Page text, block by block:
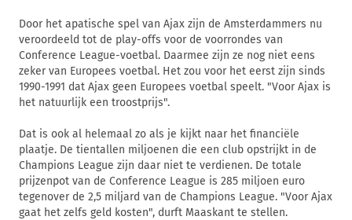
Door het apatische spel van Ajax zijn de Amsterdammers nu
veroordeeld tot de play-offs voor de voorrondes van
Conference League-voetbal. Daarmee zijn ze nog niet eens
zeker van Europees voetbal. Het zou voor het eerst zijn sinds
1990-1991 dat Ajax geen Europees voetbal speelt. "Voor Ajax is
het natuurlijk een troostprijs".
Dat is ook al helemaal zo als je kijkt naar het financiële
plaatje. De tientallen miljoenen die een club opstrijkt in de
Champions League zijn daar niet te verdienen. De totale
prijzenpot van de Conference League is 285 miljoen euro
tegenover de 2,5 miljard van de Champions League. "Voor Ajax
gaat het zelfs geld kosten", durft Maaskant te stellen.